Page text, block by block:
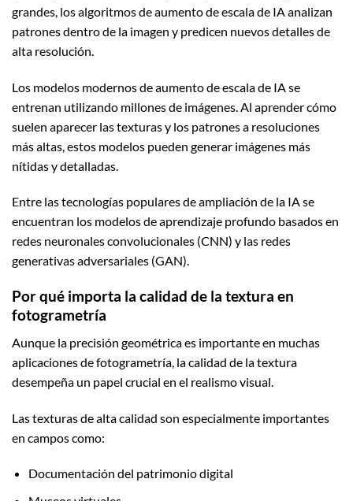
grandes, los algoritmos de aumento de escala de IA analizan
patrones dentro de la imagen y predicen nuevos detalles de
alta resolución.
Los modelos modernos de aumento de escala de IA se
entrenan utilizando millones de imágenes. Al aprender cómo
suelen aparecer las texturas y los patrones a resoluciones
más altas, estos modelos pueden generar imágenes más
nítidas y detalladas.
Entre las tecnologías populares de ampliación de la IA se
encuentran los modelos de aprendizaje profundo basados en
redes neuronales convolucionales (CNN) y las redes
generativas adversariales (GAN).
Por qué importa la calidad de la textura en
fotogrametría
Aunque la precisión geométrica es importante en muchas
aplicaciones de fotogrametría, la calidad de la textura
desempeña un papel crucial en el realismo visual.
Las texturas de alta calidad son especialmente importantes
en campos como:
Documentación del patrimonio digital